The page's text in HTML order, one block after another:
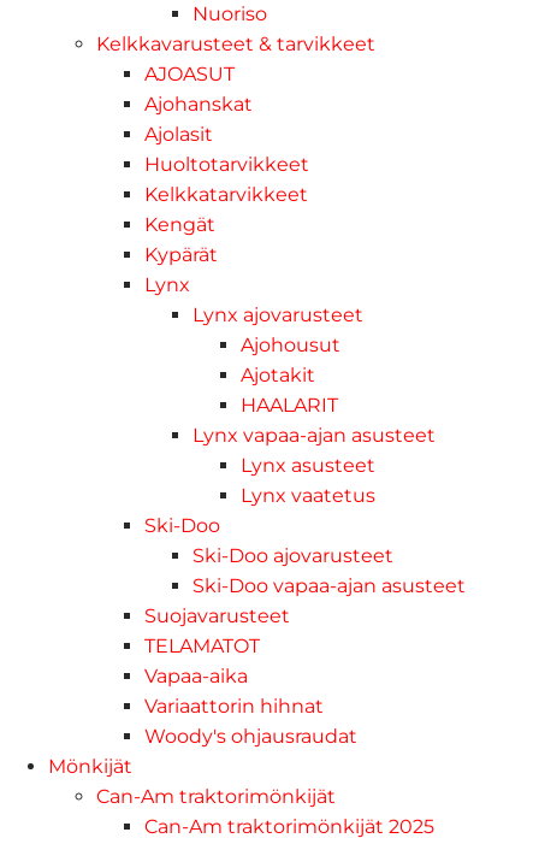
Nuoriso
Kelkkavarusteet & tarvikkeet
AJOASUT
Ajohanskat
Ajolasit
Huoltotarvikkeet
Kelkkatarvikkeet
Kengät
Kypärät
Lynx
Lynx ajovarusteet
Ajohousut
Ajotakit
HAALARIT
Lynx vapaa-ajan asusteet
Lynx asusteet
Lynx vaatetus
Ski-Doo
Ski-Doo ajovarusteet
Ski-Doo vapaa-ajan asusteet
Suojavarusteet
TELAMATOT
Vapaa-aika
Variaattorin hihnat
Woody's ohjausraudat
Mönkijät
Can-Am traktorimönkijät
Can-Am traktorimönkijät 2025